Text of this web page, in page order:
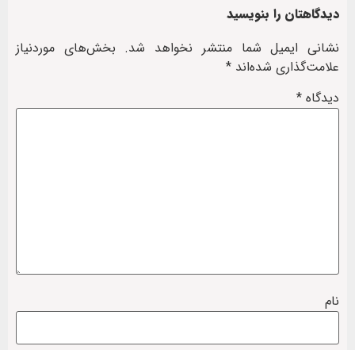
دیدگاهتان را بنویسید
نشانی ایمیل شما منتشر نخواهد شد. بخش‌های موردنیاز
علامت‌گذاری شده‌اند *
دیدگاه *
نام